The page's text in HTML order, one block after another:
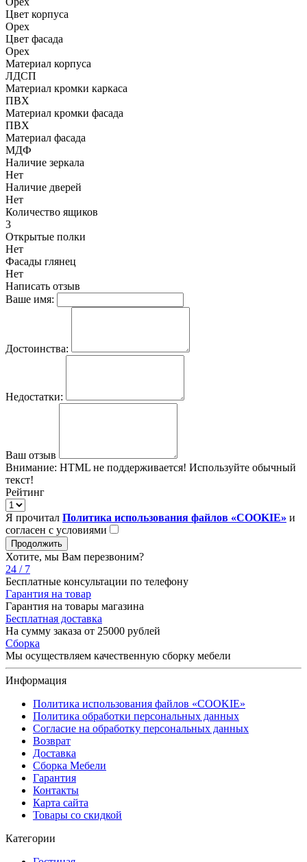
Цвет корпуса
Орех
Цвет фасада
Орех
Материал корпуса
ЛДСП
Материал кромки каркаса
ПВХ
Материал кромки фасада
ПВХ
Материал фасада
МДФ
Наличие зеркала
Нет
Наличие дверей
Нет
Количество ящиков
3
Открытые полки
Нет
Фасады глянец
Нет
Написать отзыв
Ваше имя:
Достоинства:
Недостатки:
Ваш отзыв
Внимание: HTML не поддерживается! Используйте обычный
текст!
Рейтинг
Я прочитал Политика использования файлов «COOKIE» и
согласен с условиями
Продолжить
Хотите, мы Вам перезвоним?
24 / 7
Бесплатные консультации по телефону
Гарантия на товар
Гарантия на товары магазина
Бесплатная доставка
На сумму заказа от 25000 рублей
Сборка
Мы осуществляем качественную сборку мебели
Информация
Политика использования файлов «COOKIE»
Политика обработки персональных данных
Согласие на обработку персональных данных
Возврат
Доставка
Сборка Мебели
Гарантия
Контакты
Карта сайта
Товары со скидкой
Категории